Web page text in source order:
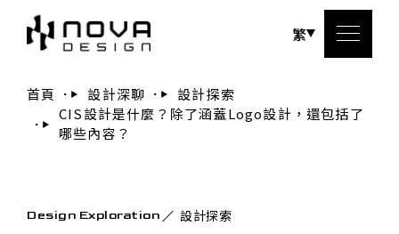
繁
首頁 設計深聊
設計探索
CIS設計是什麼？除了涵蓋Logo設計，還包括了
哪些內容？
Design Exploration 設計探索